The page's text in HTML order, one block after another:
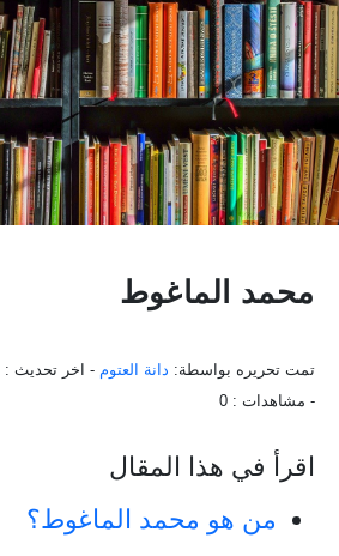
محمد الماغوط
تمت تحريره بواسطة: دانة العتوم - اخر تحديث :
- مشاهدات : 0
اقرأ في هذا المقال
من هو محمد الماغوط؟